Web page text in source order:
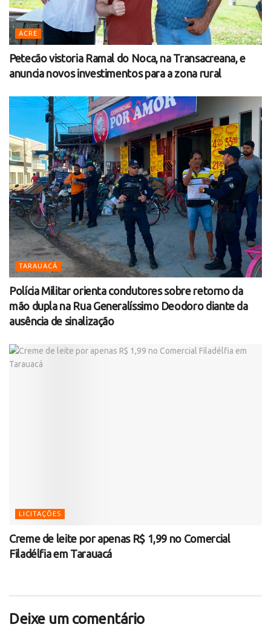
ACRE
Petecão vistoria Ramal do Noca, na Transacreana, e
anuncia novos investimentos para a zona rural
TARAUACÁ
Polícia Militar orienta condutores sobre retorno da
mão dupla na Rua Generalíssimo Deodoro diante da
ausência de sinalização
LICITAÇÕES
Creme de leite por apenas R$ 1,99 no Comercial
Filadélfia em Tarauacá
Deixe um comentário